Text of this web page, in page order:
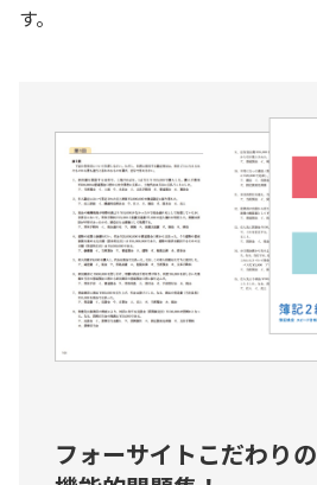
す。
フォーサイトこだわりの